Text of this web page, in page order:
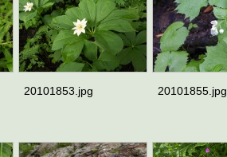
20101853.jpg 20101855.jpg